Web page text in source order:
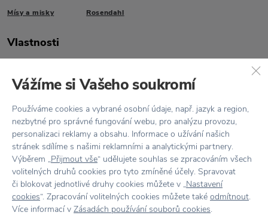
Mísy a misky Rosendahl
Vlastnosti
20345
Designér Rosendahl
Kolekce Grand Cru
Materiál
Péče lze mýt v myčce na nádobí
Vážíme si Vašeho soukromí
Používáme cookies a vybrané osobní údaje, např. jazyk a region,
nezbytné pro správné fungování webu, pro analýzu provozu,
personalizaci reklamy a obsahu. Informace o užívání našich
stránek sdílíme s našimi reklamními a analytickými partnery.
Výběrem „Přijmout vše“ udělujete souhlas se zpracováním všech
volitelných druhů cookies pro tyto zmíněné účely. Spravovat
či blokovat jednotlivé druhy cookies můžete v „Nastavení
cookies“. Zpracování volitelných cookies můžete také odmítnout.
Více informací v Zásadách používání souborů cookies.